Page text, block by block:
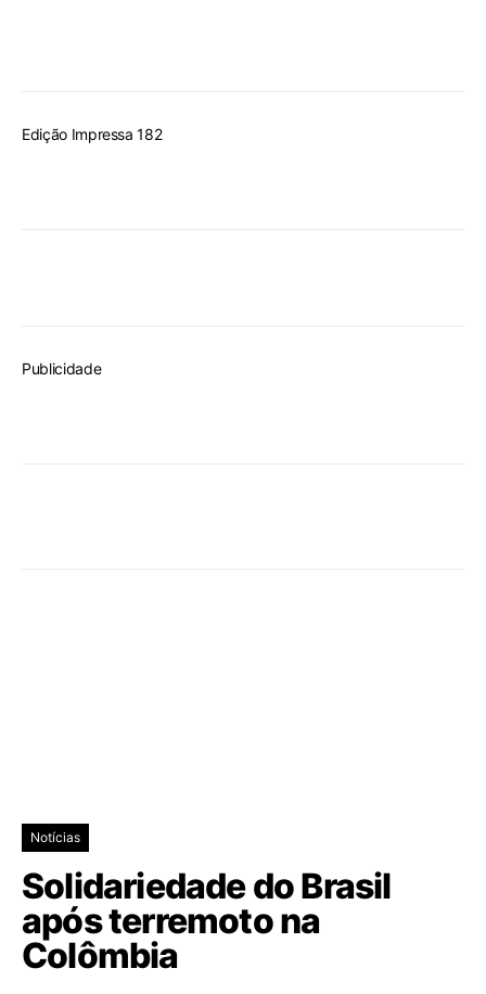
Edição Impressa 182
Publicidade
Notícias
Solidariedade do Brasil
após terremoto na
Colômbia